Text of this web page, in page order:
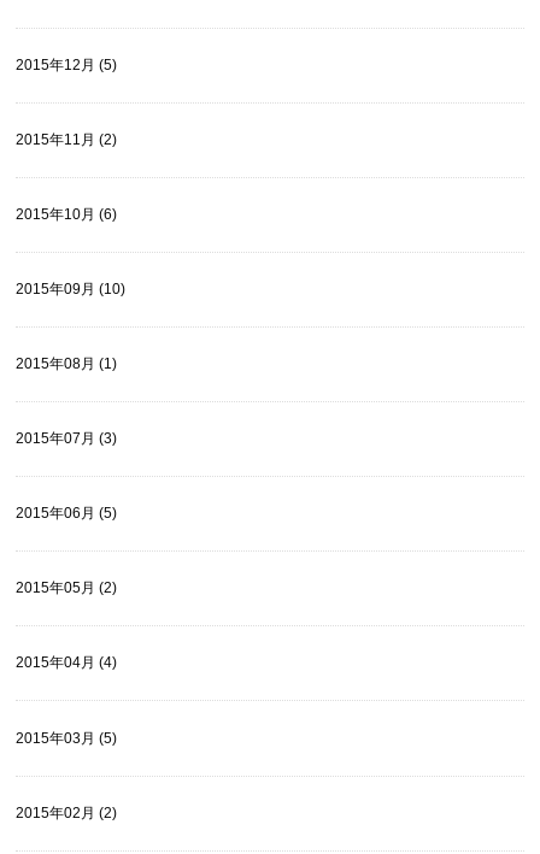
2015年12月 (5)
2015年11月 (2)
2015年10月 (6)
2015年09月 (10)
2015年08月 (1)
2015年07月 (3)
2015年06月 (5)
2015年05月 (2)
2015年04月 (4)
2015年03月 (5)
2015年02月 (2)